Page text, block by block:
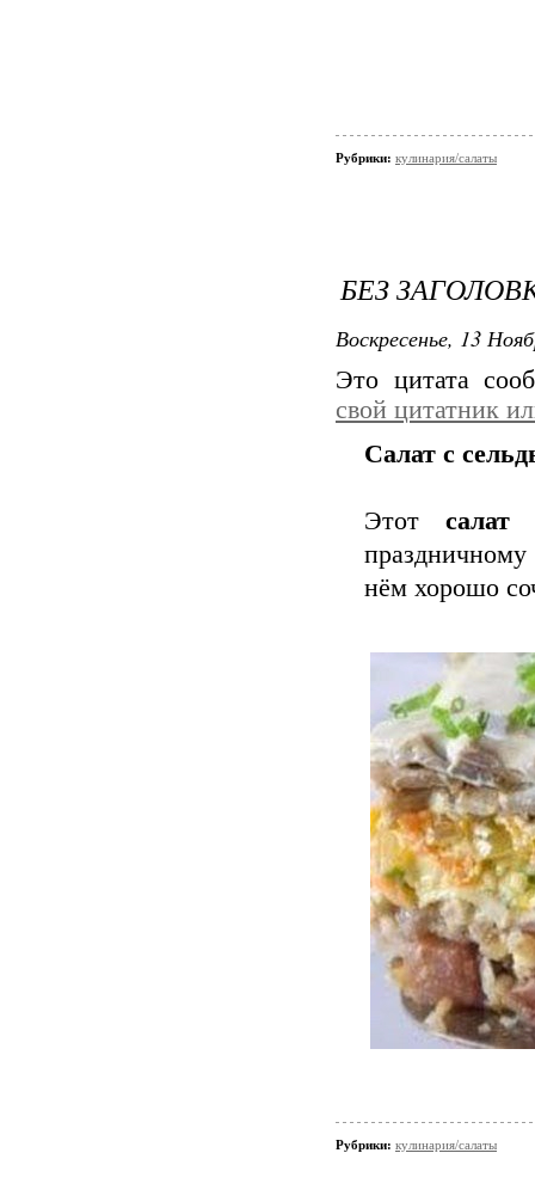
Рубрики: кулинария/салаты
БЕЗ
Воскресенье, 13
Это цитата
свой цитатник
Салат с
Этот салат
нём хорошо
Рубрики: кулинария/салаты